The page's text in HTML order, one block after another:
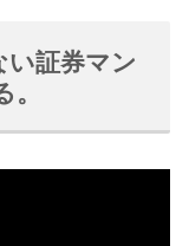
い証券マン